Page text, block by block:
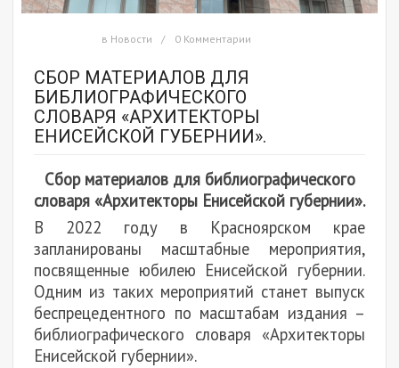
в Новости 0 Комментарии
СБОР МАТЕРИАЛОВ ДЛЯ
БИБЛИОГРАФИЧЕСКОГО
СЛОВАРЯ «АРХИТЕКТОРЫ
ЕНИСЕЙСКОЙ ГУБЕРНИИ».
Сбор материалов для библиографического
словаря «Архитекторы Енисейской губернии».
В 2022 году в Красноярском крае
запланированы масштабные мероприятия,
посвященные юбилею Енисейской губернии.
Одним из таких мероприятий станет выпуск
беспрецедентного по масштабам издания –
библиографического словаря «Архитекторы
Енисейской губернии».